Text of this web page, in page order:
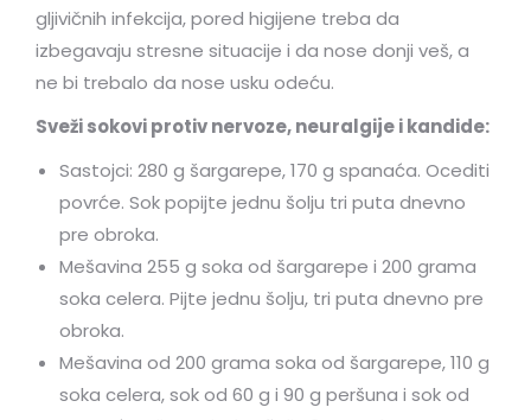
gljivičnih infekcija, pored higijene treba da
izbegavaju stresne situacije i da nose donji veš, a
ne bi trebalo da nose usku odeću.
Sveži sokovi protiv nervoze, neuralgije i kandide:
Sastojci: 280 g šargarepe, 170 g spanaća. Ocediti
povrće. Sok popijte jednu šolju tri puta dnevno
pre obroka.
Mešavina 255 g soka od šargarepe i 200 grama
soka celera. Pijte jednu šolju, tri puta dnevno pre
obroka.
Mešavina od 200 grama soka od šargarepe, 110 g
soka celera, sok od 60 g i 90 g peršuna i sok od